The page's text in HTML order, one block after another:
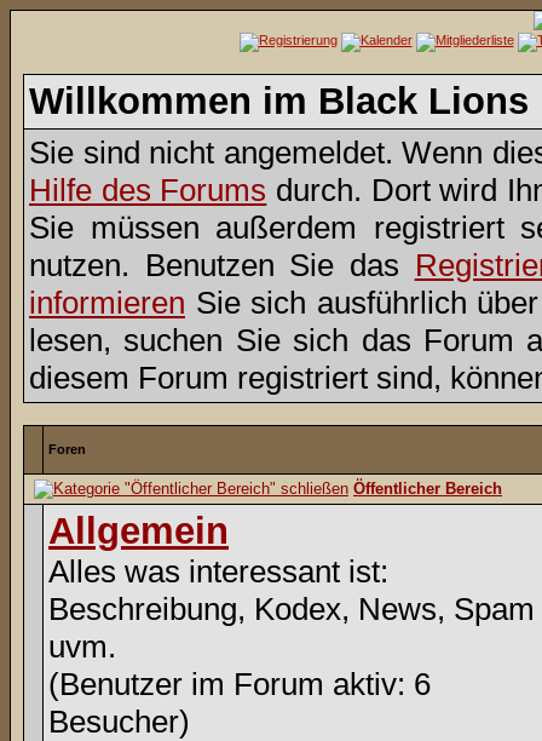
Willkommen im Black Lions
Sie sind nicht angemeldet. Wenn
Hilfe des Forums durch. Dort wird
Sie müssen außerdem registriert
nutzen. Benutzen Sie das
informieren Sie sich ausführlich
lesen, suchen Sie sich das Forum
diesem Forum registriert sind,
Foren
Öffentlicher Bereich
Allgemein
Alles was interessant ist:
Beschreibung, Kodex, News, Spam
uvm.
(Benutzer im Forum aktiv: 6
Besucher)